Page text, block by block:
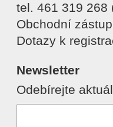
tel. 461 319 268
Obchodní
Dotazy k
Newsletter
Odebírejte